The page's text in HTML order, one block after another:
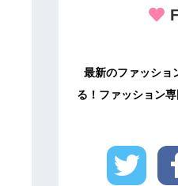
最新のファッショ
る！ファッション